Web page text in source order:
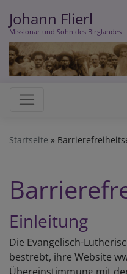
zum
Inhalt
Johann Flierl
Missionar und Sohn des Birglandes
Startseite
Einleitung
Die Evangelisch-
bestrebt, ihre Website